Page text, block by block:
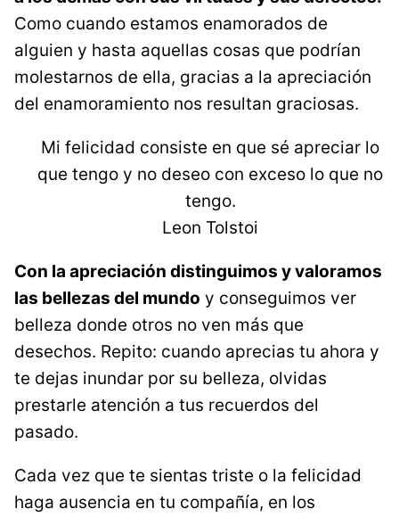
Como cuando estamos enamorados de
alguien y hasta aquellas cosas que podrían
molestarnos de ella, gracias a la apreciación
del enamoramiento nos resultan graciosas.
Mi felicidad consiste en que sé apreciar lo
que tengo y no deseo con exceso lo que no
tengo.
Leon Tolstoi
Con la apreciación distinguimos y valoramos
las bellezas del mundo y conseguimos ver
belleza donde otros no ven más que
desechos. Repito: cuando aprecias tu ahora y
te dejas inundar por su belleza, olvidas
prestarle atención a tus recuerdos del
pasado.
Cada vez que te sientas triste o la felicidad
haga ausencia en tu compañía, en los